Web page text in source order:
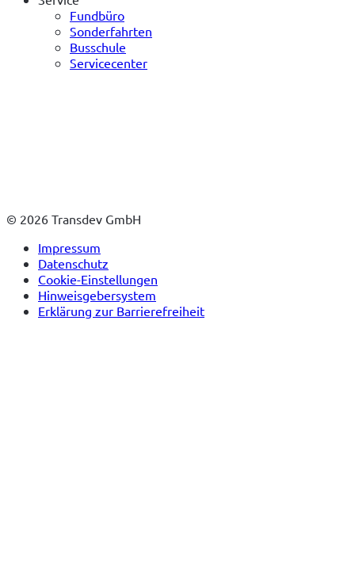
Fundbüro
Sonderfahrten
Busschule
Servicecenter
© 2026 Transdev GmbH
Impressum
Datenschutz
Cookie-Einstellungen
Hinweisgebersystem
Erklärung zur Barrierefreiheit